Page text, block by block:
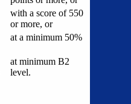
with a score of 550
or more, or
at a minimum 50%
at minimum B2
level.